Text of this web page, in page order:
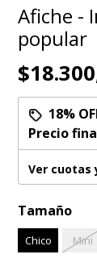
Afiche -
popular
18%
Precio
Ver cuotas
Tamaño
Chico Mini